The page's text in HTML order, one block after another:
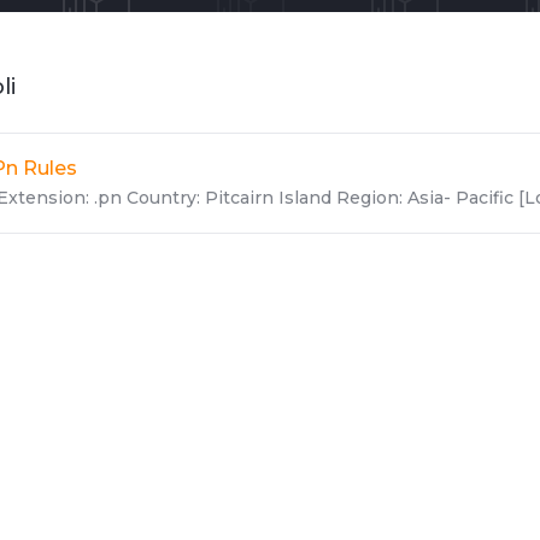
Rules
.pn Country: Pitcairn Island Region: Asia- Pacific